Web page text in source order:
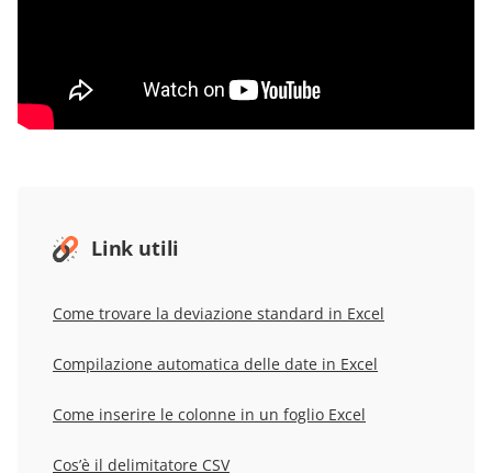
Link utili
Come trovare la deviazione standard in Excel
Compilazione automatica delle date in Excel
Come inserire le colonne in un foglio Excel
Cos’è il delimitatore CSV